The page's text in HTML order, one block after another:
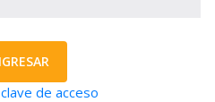
de acceso